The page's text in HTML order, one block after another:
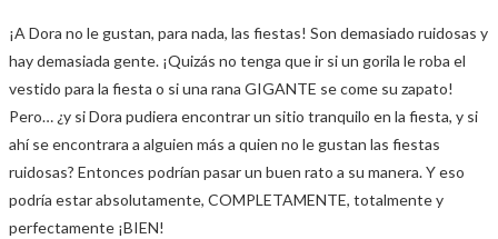
¡A Dora no le gustan, para nada, las fiestas! Son demasiado ruidosas y
hay demasiada gente. ¡Quizás no tenga que ir si un gorila le roba el
vestido para la fiesta o si una rana GIGANTE se come su zapato!
Pero… ¿y si Dora pudiera encontrar un sitio tranquilo en la fiesta, y si
ahí se encontrara a alguien más a quien no le gustan las fiestas
ruidosas? Entonces podrían pasar un buen rato a su manera. Y eso
podría estar absolutamente, COMPLETAMENTE, totalmente y
perfectamente ¡BIEN!